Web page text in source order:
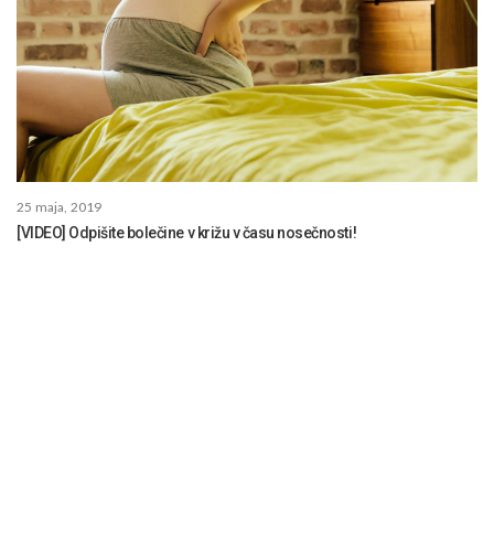
25 maja, 2019
[VIDEO] Odpišite bolečine v križu v času nosečnosti!